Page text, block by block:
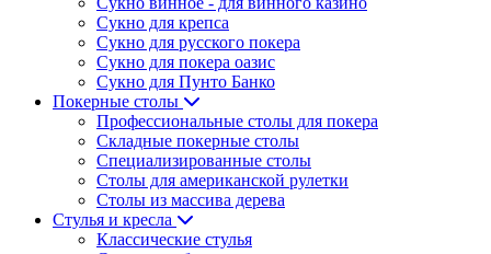
Сукно для крепса
Сукно для русского покера
Сукно для покера оазис
Сукно для Пунто Банко
Покерные столы
Профессиональные столы для покера
Складные покерные столы
Специализированные столы
Столы для американской рулетки
Столы из массива дерева
Стулья и кресла
Классические стулья